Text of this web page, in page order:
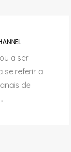
a ser
se referir a
de